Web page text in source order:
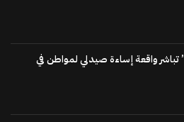
واقعة إساءة صيدلي لمواطن في